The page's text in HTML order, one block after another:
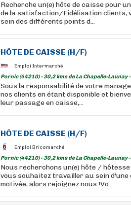
Recherche un(e) hôte de caisse pour
de la satisfaction/Fidélisation clients,
sein des différents points d...
HÔTE DE CAISSE (H/F)
Emploi Intermarché
Pornic (44210) - 30,2 kms de La Chapelle-Launay -
Sous la responsabilité de votre
nos clients en étant disponible et
leur passage en caisse,...
HÔTE DE CAISSE (H/F)
Emploi Bricomarché
Pornic (44210) - 30,2 kms de La Chapelle-Launay -
Nous recherchons un(e) hôte /
vous souhaitez travailler au sein d'une
motivée, alors rejoignez nous !Vo...